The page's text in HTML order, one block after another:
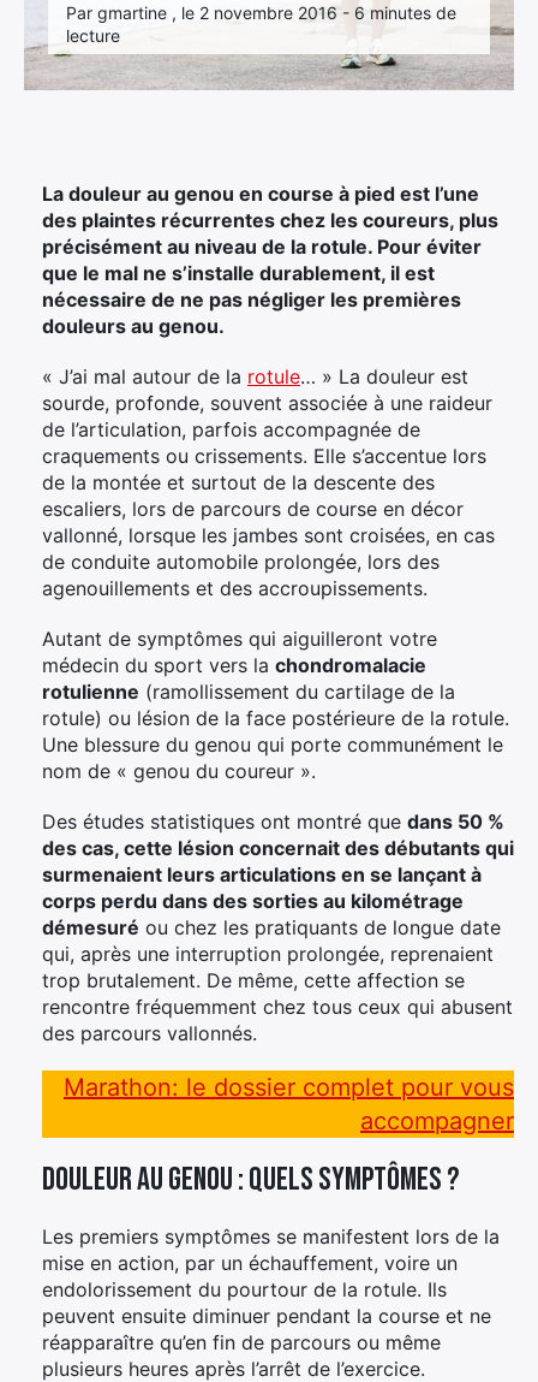
Par gmartine , le 2 novembre 2016 - 6 minutes de
lecture
La douleur au genou en course à pied est l’une
des plaintes récurrentes chez les coureurs, plus
précisément au niveau de la rotule. Pour éviter
que le mal ne s’installe durablement, il est
nécessaire de ne pas négliger les premières
douleurs au genou.
« J’ai mal autour de la rotule… » La douleur est
sourde, profonde, souvent associée à une raideur
de l’articulation, parfois accompagnée de
craquements ou crissements. Elle s’accentue lors
de la montée et surtout de la descente des
escaliers, lors de parcours de course en décor
vallonné, lorsque les jambes sont croisées, en cas
de conduite automobile prolongée, lors des
agenouillements et des accroupissements.
Autant de symptômes qui aiguilleront votre
médecin du sport vers la chondromalacie
rotulienne (ramollissement du cartilage de la
rotule) ou lésion de la face postérieure de la rotule.
Une blessure du genou qui porte communément le
nom de « genou du coureur ».
Des études statistiques ont montré que dans 50 %
des cas, cette lésion concernait des débutants qui
surmenaient leurs articulations en se lançant à
corps perdu dans des sorties au kilométrage
démesuré ou chez les pratiquants de longue date
qui, après une interruption prolongée, reprenaient
trop brutalement. De même, cette affection se
rencontre fréquemment chez tous ceux qui abusent
des parcours vallonnés.
Marathon: le dossier complet pour vous
accompagner
Douleur au genou : quels symptômes ?
Les premiers symptômes se manifestent lors de la
mise en action, par un échauffement, voire un
endolorissement du pourtour de la rotule. Ils
peuvent ensuite diminuer pendant la course et ne
réapparaître qu’en fin de parcours ou même
plusieurs heures après l’arrêt de l’exercice.